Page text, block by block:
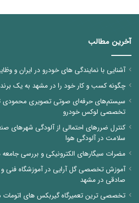
آخرین مطالب
آشنایی با نمایندگی های خودرو در ایران و
چگونه کسب و کار خود را در مشهد به یک
سیستم‌های حرفه‌ای صوتی تصویری محمودی
تخصصی لوکس خودرو
کنترل ضررهای احتمالی از آلودگی شهرهای
سلامت در آلودگی هوا
مضرات سیگارهای الکترونیکی و بررسی
آموزش تخصصی گل آرایی در آموزشگاه فنی و
صادقی در مشهد
تخصصی ترین تعمیرگاه گیربکس های اتومات